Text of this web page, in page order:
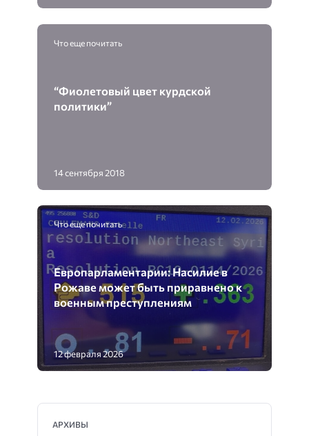
Что еще почитать
“Фиолетовый цвет курдской
политики”
14 сентября 2018
Что еще почитать
Европарламентарии: Насилие в
Рожаве может быть приравнено к
военным преступлениям
12 февраля 2026
АРХИВЫ